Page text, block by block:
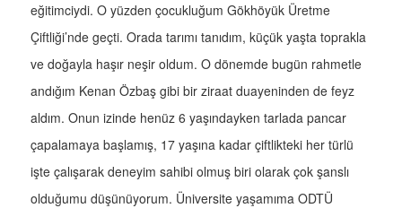
eğitimciydi. O yüzden çocukluğum Gökhöyük Üretme
Çiftliği’nde geçti. Orada tarımı tanıdım, küçük yaşta toprakla
ve doğayla haşır neşir oldum. O dönemde bugün rahmetle
andığım Kenan Özbaş gibi bir ziraat duayeninden de feyz
aldım. Onun izinde henüz 6 yaşındayken tarlada pancar
çapalamaya başlamış, 17 yaşına kadar çiftlikteki her türlü
işte çalışarak deneyim sahibi olmuş biri olarak çok şanslı
olduğumu düşünüyorum. Üniversite yaşamıma ODTÜ